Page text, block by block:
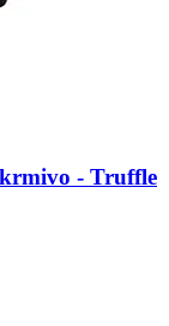
-​ Truffle